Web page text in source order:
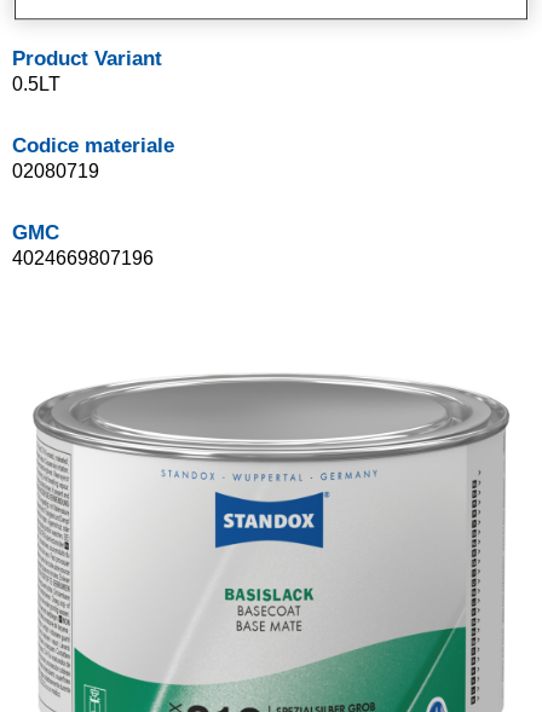
Product Variant
0.5LT
Codice materiale
02080719
GMC
4024669807196